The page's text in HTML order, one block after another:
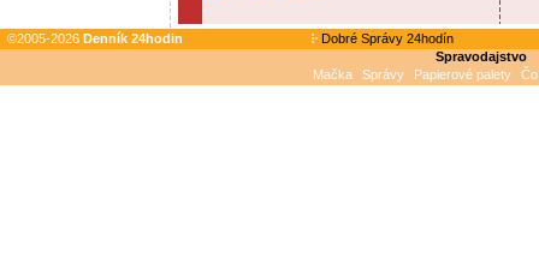
©2005-2026 Denník 24hodin
Dobré Správy 24hodín
Spravodajstvo
Mačka
Správy Papierové palety